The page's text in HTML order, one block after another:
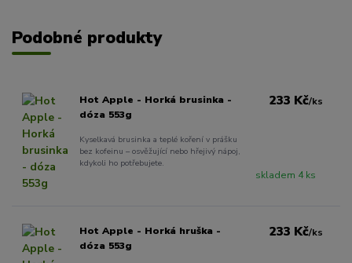
Podobné produkty
Hot Apple - Horká brusinka -
dóza 553g
Kyselkavá brusinka a teplé koření v prášku
bez kofeinu – osvěžující nebo hřejivý nápoj,
kdykoli ho potřebujete.
233 Kč/ks
skladem 4 ks
Hot Apple - Horká hruška -
dóza 553g
233 Kč/ks